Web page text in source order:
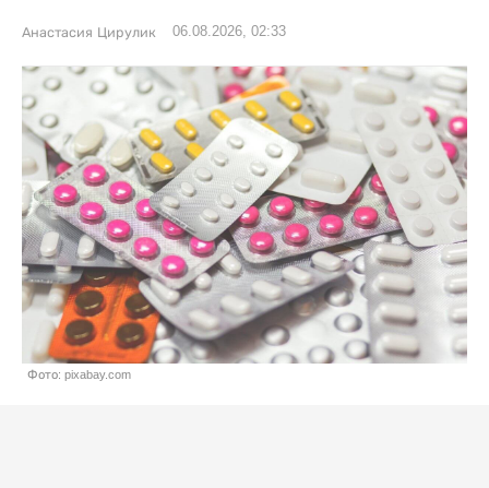
Анастасия Цирулик 06.08.2026, 02:33
Фото: pixabay.com